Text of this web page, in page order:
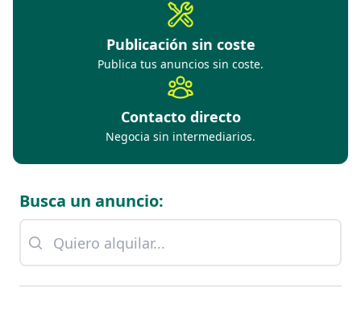
Publicación sin coste
Publica tus anuncios sin coste.
Contacto directo
Negocia sin intermediarios.
Busca un anuncio: